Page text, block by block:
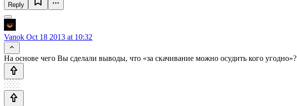
Reply
Vanok Oct 18 2013 at 10:32
На основе чего Вы сделали выводы, что «за скачивание можно осудить кого угодно»?